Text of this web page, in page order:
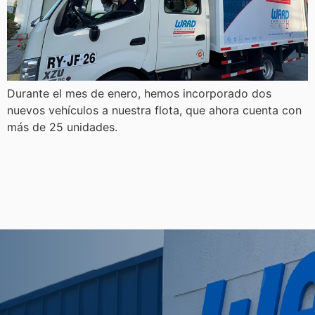
Durante el mes de enero, hemos incorporado dos
nuevos vehículos a nuestra flota, que ahora cuenta con
más de 25 unidades.